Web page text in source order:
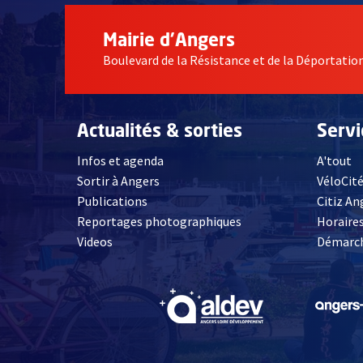
Mairie d'Angers
Boulevard de la Résistance et de la Déportation
Actualités & sorties
Infos et agenda
Sortir à Angers
Publications
Reportages photographiques
Videos, Ouvre une nouvelle fenêtre
A'tout
VéloCité
Citiz
, Ouvre une